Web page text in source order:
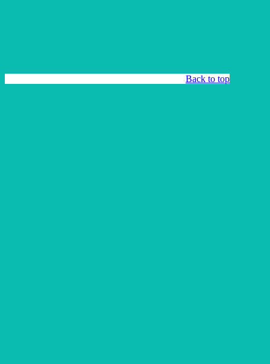
Back to top